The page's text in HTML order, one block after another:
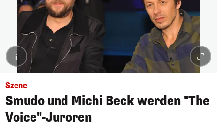
i
Szene
Smudo und Michi Beck werden "The
Voice"-Juroren